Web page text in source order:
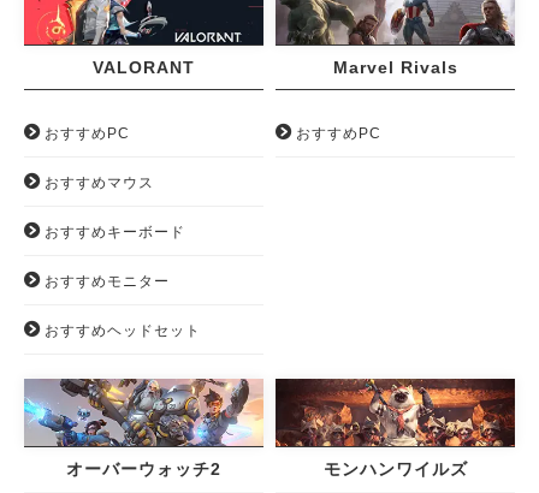
VALORANT
おすすめPC
おすすめマウス
おすすめキーボード
おすすめモニター
おすすめヘッドセット
Marvel Rivals
おすすめPC
オーバーウォッチ2 モンハンワイルズ